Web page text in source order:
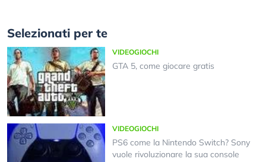
Selezionati per te
VIDEOGIOCHI
GTA 5, come giocare gratis
VIDEOGIOCHI
PS6 come la Nintendo Switch? Sony
vuole rivoluzionare la sua console